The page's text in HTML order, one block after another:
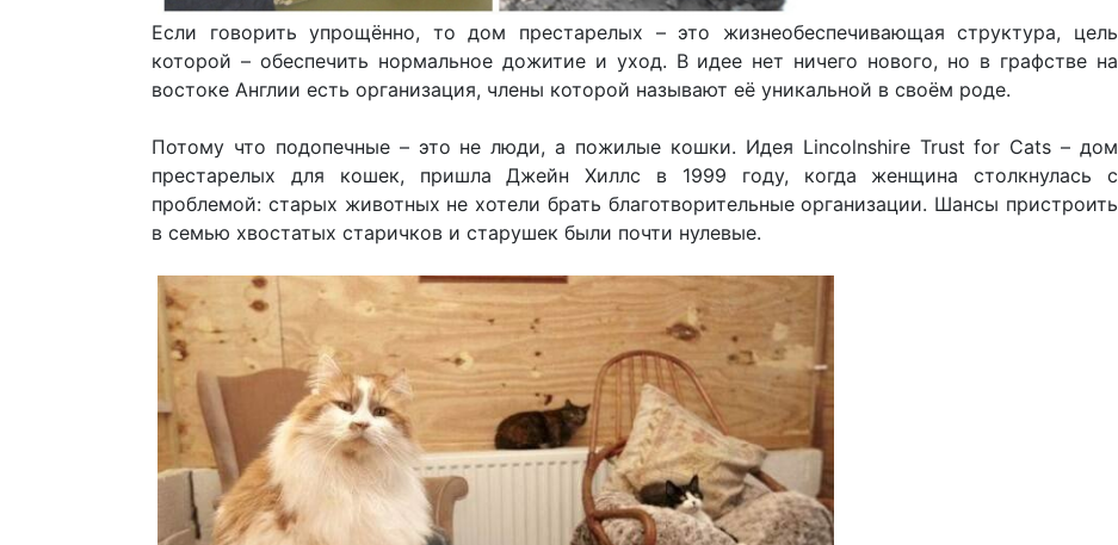
Если говорить упрощённо, то дом престарелых – это жизнеобеспечивающая структура, цель
которой – обеспечить нормальное дожитие и уход. В идее нет ничего нового, но в графстве на
востоке Англии есть организация, члены которой называют её уникальной в своём роде.
Потому что подопечные – это не люди, а пожилые кошки. Идея Lincolnshire Trust for Cats – дом
престарелых для кошек, пришла Джейн Хиллс в 1999 году, когда женщина столкнулась с
проблемой: старых животных не хотели брать благотворительные организации. Шансы пристроить
в семью хвостатых старичков и старушек были почти нулевые.